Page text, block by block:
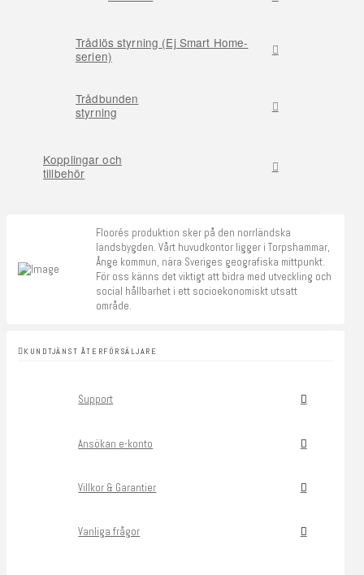
Trådlös styrning (Ej Smart Home-
serien)
Trådbunden
styrning
Kopplingar och
tillbehör
Floorés produktion sker på den norrländska
landsbygden. Vårt huvudkontor ligger i Torpshammar,
Ånge kommun, nära Sveriges geografiska mittpunkt.
För oss känns det viktigt att bidra med utveckling och
social hållbarhet i ett socioekonomiskt utsatt
område.
KUNDTJÄNST ÅTERFÖRSÄLJARE
Support
Ansökan e-konto
Villkor & Garantier
Vanliga frågor